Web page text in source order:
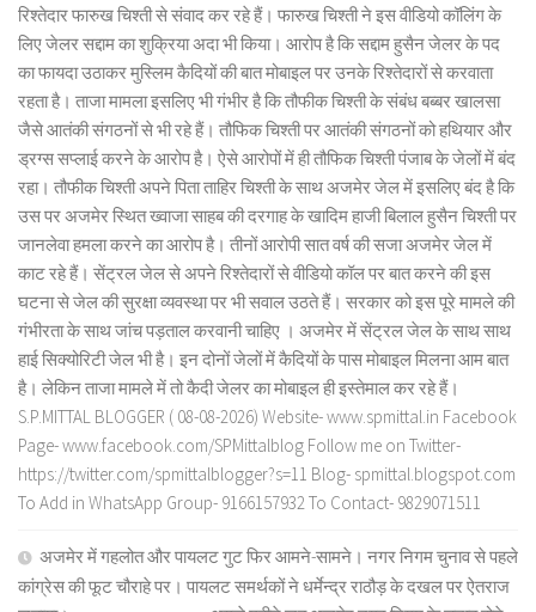
रिश्तेदार फारुख चिश्ती से संवाद कर रहे हैं। फारुख चिश्ती ने इस वीडियो कॉलिंग के
लिए जेलर सद्दाम का शुक्रिया अदा भी किया। आरोप है कि सद्दाम हुसैन जेलर के पद
का फायदा उठाकर मुस्लिम कैदियों की बात मोबाइल पर उनके रिश्तेदारों से करवाता
रहता है। ताजा मामला इसलिए भी गंभीर है कि तौफीक चिश्ती के संबंध बब्बर खालसा
जैसे आतंकी संगठनों से भी रहे हैं। तौफिक चिश्ती पर आतंकी संगठनों को हथियार और
ड्रग्स सप्लाई करने के आरोप है। ऐसे आरोपों में ही तौफिक चिश्ती पंजाब के जेलों में बंद
रहा। तौफीक चिश्ती अपने पिता ताहिर चिश्ती के साथ अजमेर जेल में इसलिए बंद है कि
उस पर अजमेर स्थित ख्वाजा साहब की दरगाह के खादिम हाजी बिलाल हुसैन चिश्ती पर
जानलेवा हमला करने का आरोप है। तीनों आरोपी सात वर्ष की सजा अजमेर जेल में
काट रहे हैं। सेंट्रल जेल से अपने रिश्तेदारों से वीडियो कॉल पर बात करने की इस
घटना से जेल की सुरक्षा व्यवस्था पर भी सवाल उठते हैं। सरकार को इस पूरे मामले की
गंभीरता के साथ जांच पड़ताल करवानी चाहिए । अजमेर में सेंट्रल जेल के साथ साथ
हाई सिक्योरिटी जेल भी है। इन दोनों जेलों में कैदियों के पास मोबाइल मिलना आम बात
है। लेकिन ताजा मामले में तो कैदी जेलर का मोबाइल ही इस्तेमाल कर रहे हैं।
S.P.MITTAL BLOGGER ( 08-08-2026) Website- www.spmittal.in Facebook
Page- www.facebook.com/SPMittalblog Follow me on Twitter-
https://twitter.com/spmittalblogger?s=11 Blog- spmittal.blogspot.com
To Add in WhatsApp Group- 9166157932 To Contact- 9829071511
अजमेर में गहलोत और पायलट गुट फिर आमने-सामने। नगर निगम चुनाव से पहले
कांग्रेस की फूट चौराहे पर। पायलट समर्थकों ने धर्मेन्द्र राठौड़ के दखल पर ऐतराज